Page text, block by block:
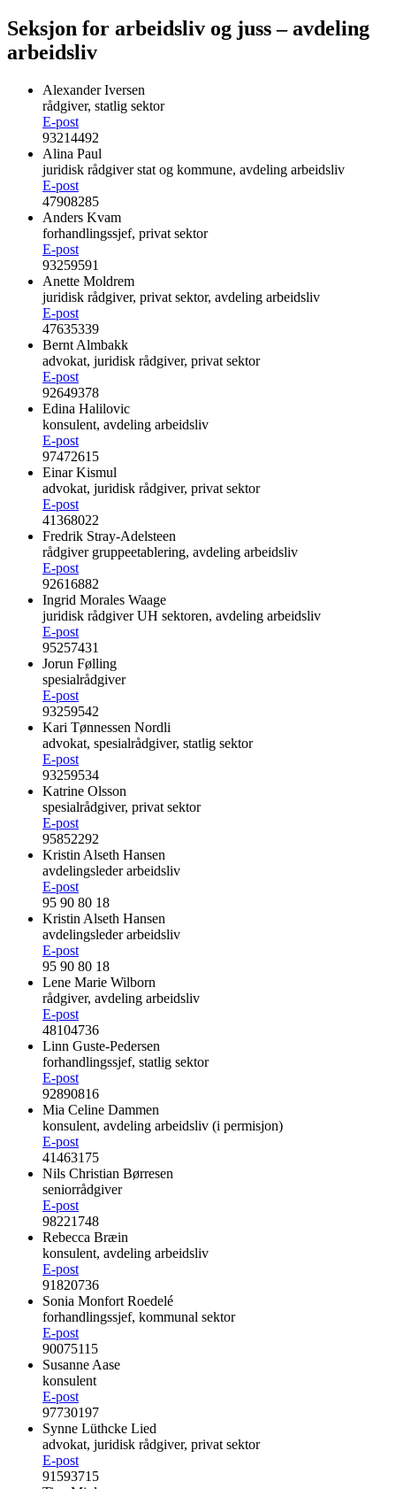
Seksjon for arbeidsliv og juss – avdeling
arbeidsliv
Alexander Iversen
rådgiver, statlig sektor
E-post
93214492
Alina Paul
juridisk rådgiver stat og kommune, avdeling arbeidsliv
E-post
47908285
Anders Kvam
forhandlingssjef, privat sektor
E-post
93259591
Anette Moldrem
juridisk rådgiver, privat sektor, avdeling arbeidsliv
E-post
47635339
Bernt Almbakk
advokat, juridisk rådgiver, privat sektor
E-post
92649378
Edina Halilovic
konsulent, avdeling arbeidsliv
E-post
97472615
Einar Kismul
advokat, juridisk rådgiver, privat sektor
E-post
41368022
Fredrik Stray-Adelsteen
rådgiver gruppeetablering, avdeling arbeidsliv
E-post
92616882
Ingrid Morales Waage
juridisk rådgiver UH sektoren, avdeling arbeidsliv
E-post
95257431
Jorun Følling
spesialrådgiver
E-post
93259542
Kari Tønnessen Nordli
advokat, spesialrådgiver, statlig sektor
E-post
93259534
Katrine Olsson
spesialrådgiver, privat sektor
E-post
95852292
Kristin Alseth Hansen
avdelingsleder arbeidsliv
E-post
95 90 80 18
Kristin Alseth Hansen
avdelingsleder arbeidsliv
E-post
95 90 80 18
Lene Marie Wilborn
rådgiver, avdeling arbeidsliv
E-post
48104736
Linn Guste-Pedersen
forhandlingssjef, statlig sektor
E-post
92890816
Mia Celine Dammen
konsulent, avdeling arbeidsliv (i permisjon)
E-post
41463175
Nils Christian Børresen
seniorrådgiver
E-post
98221748
Rebecca Bræin
konsulent, avdeling arbeidsliv
E-post
91820736
Sonia Monfort Roedelé
forhandlingssjef, kommunal sektor
E-post
90075115
Susanne Aase
konsulent
E-post
97730197
Synne Lüthcke Lied
advokat, juridisk rådgiver, privat sektor
E-post
91593715